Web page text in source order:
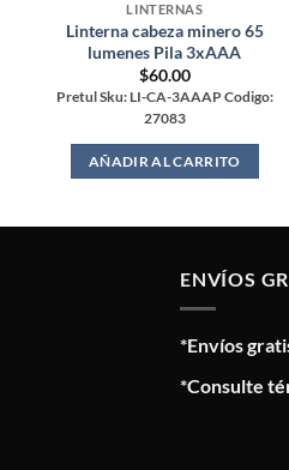
LINTERNAS
Linterna cabeza minero 65
lumenes Pila 3xAAA
$60.00
Pretul Sku: LI-CA-3AAAP Codigo:
27083
AÑADIR AL CARRITO
ENVÍOS
*Envíos
*Consulte